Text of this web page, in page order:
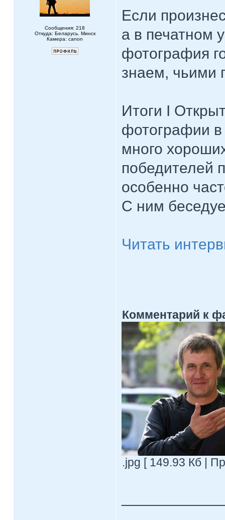
Сообщения: 218
Откуда: Беларусь. Минск
Камера: canon
Если
а в печатном
фотография
знаем, чьими
Итоги I
фотографии в
много
победителей
особенно
С ним
Читать
Комментарий к
.jpg [ 149.93 Кб |